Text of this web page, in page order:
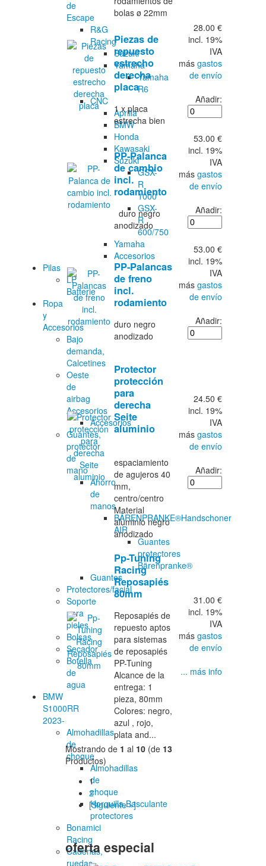
de
Escape
R&G
Racing
Suzuki
Yamaha
Yamaha
R6
CNC
Aprilia
BMW
Honda
Kawasaki
Suzuki
GSX-
R
1000
GSX-
R
600/750
Yamaha
Accesorios
Pilas
LP
Batterie
Ropa
y
Accesorios
Bajo
demanda,
Calcetines
Oeste
de
airbag
Accesorios
Accesorios
Guantes,
protector
de
mano
Ahorro
de
manos
BÄRENPRANKE®Handschoner
AIR
Guantes
protectores
Bärenpranke®
Guantes
Protectores/facial
Soporte
para
pieles
Bolsas
Secador
Botella
de
agua
BMW
S1000RR
2023-
Almohadillas
de
choque
Almohadillas
de
choque
Horquilla,Basculante
protectores
Bonamici
Racing
Cadenas,
ruedas,
bolas ø 22mm
Piezas de
repuesto
estrecho
derecha
placa
1 x placa
estrecha bien
28.00 €
incl. 19%
IVA
más gastos
de envío
Añadir:
PP-Palanca
de cambio
incl.
rodamiento
duro negro
anodizado
53.00 €
incl. 19%
IVA
más gastos
de envío
Añadir:
PP-Palancas
de freno
incl.
rodamiento
duro negro
anodizado
53.00 €
incl. 19%
IVA
más gastos
de envío
Añadir:
Protector
protección
para
derecha
Seite
aluminio
espaciamiento
de agujeros 40
mm,
centro/centro
Material
aluminio negro
anodizado
24.50 €
incl. 19%
IVA
más gastos
de envío
Añadir:
Pp-Tuning
Racing
Reposapiés
80mm
Reposapiés de
repuesto aptos
para sistemas
de reposapiés
PP-Tuning
Alcance de la
entrega: 1
pieza, 80mm
Colores: negro,
azul , rojo,
plata and...
31.00 €
incl. 19%
IVA
más gastos
de envío
... más info
Mostrando de 1 al 10(de 13
Productos)
1
2
[Siguiente »]
oferta especial